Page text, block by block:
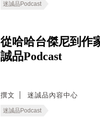
迷誠品Podcast
從哈哈台傑尼到作
誠品Podcast
撰文 迷誠品內容中心
迷誠品Podcast